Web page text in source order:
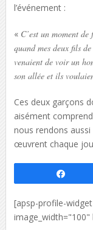
l’événement :
« C’est un moment
quand mes deux fils
venaient de voir un
son allée et ils
Ces deux garçons
aisément
nous rendons
œuvrent chaque
[apsp-profile-